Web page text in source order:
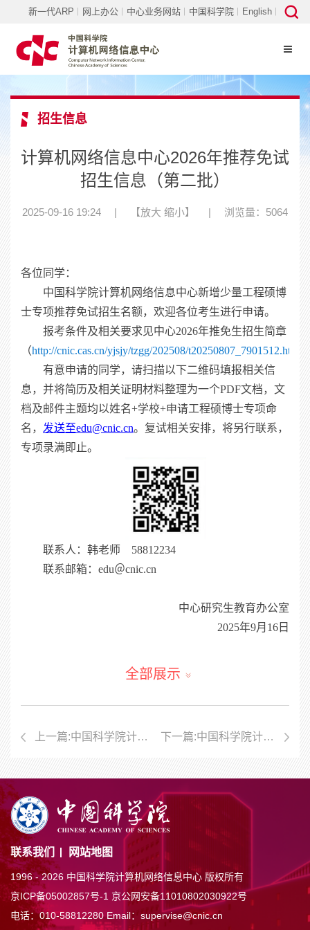
新一代ARP 网上办公 中心业务网站 中国科学院 English
招生信息
计算机网络信息中心2026年推荐免试
招生信息（第二批）
2025-09-16 19:24 【放大 缩小】 浏览量：5064
各位同学：
中国科学院计算机网络信息中心新增少量工程硕博
士专项推荐免试招生名额，欢迎各位考生进行申请。
报考条件及相关要求见中心2026年推免生招生简章
（http://cnic.cas.cn/yjsjy/tzgg/202508/t20250807_7901512.html
有意申请的同学，请扫描以下二维码填报相关信
息，并将简历及相关证明材料整理为一个PDF文档，文
档及邮件主题均以姓名+学校+申请工程硕博士专项命
名， 发送至edu@cnic.cn。复试相关安排，将另行联系，
专项录满即止。
联系人：韩老师 58812234
联系邮箱： edu＠cnic.cn
中心研究生教育办公室
2025年9月 16 日
全部展示
上一篇:中国科学院计算机网络信息中心2026年硕士研究生招生章程 下一篇:中国科学院计算机网络信息中心2026年推荐免试生（含直博生）招生简章
联系我们 网站地图
1996 -2026 中国科学院计算机网络信息中心 版权所有
京ICP备05002857号-1 京公网安备11010802030922号
电话：010-58812280 Email：supervise@cnic.cn